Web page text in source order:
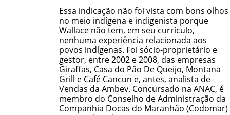
Essa indicação não foi vista com bons olhos
no meio indígena e indigenista porque
Wallace não tem, em seu currículo,
nenhuma experiência relacionada aos
povos indígenas. Foi sócio-proprietário e
gestor, entre 2002 e 2008, das empresas
Giraffas, Casa do Pão De Queijo, Montana
Grill e Café Cancun e, antes, analista de
Vendas da Ambev. Concursado na ANAC, é
membro do Conselho de Administração da
Companhia Docas do Maranhão (Codomar)